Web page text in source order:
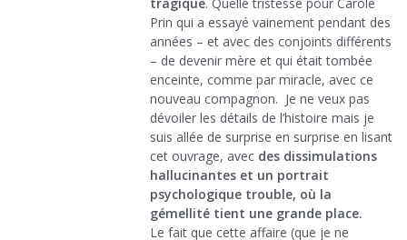
Prin qui a essayé vainement pendant des
années – et avec des conjoints différents
– de devenir mère et qui était tombée
enceinte, comme par miracle, avec ce
nouveau compagnon. Je ne veux pas
dévoiler les détails de l’histoire mais je
suis allée de surprise en surprise en lisant
cet ouvrage, avec des dissimulations
hallucinantes et un portrait
psychologique trouble, où la
gémellité tient une grande place.
Le fait que cette affaire (que je ne